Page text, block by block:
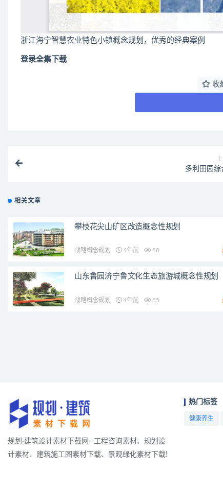
浙江海宁智慧农业特色小镇概念规划，优秀的经典案例
登录全集下载
收
多利田园综
相关文章
攀枝花尖山矿区改造概念性规划
战略概念规划 4年前 58
山东鲁园济宁鲁文化生态旅游城概念性规划
战略概念规划 4年前 55
规划·建筑设计素材下载网--工程咨询素材、规划设
计素材、建筑施工图素材下载、景观绿化素材下载!
热门标签
健康养生